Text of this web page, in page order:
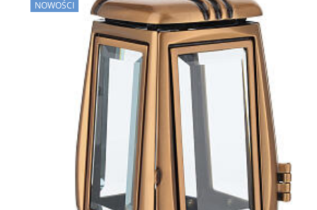
NOWOŚCI